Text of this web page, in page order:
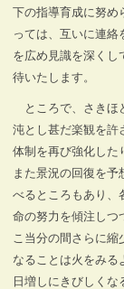
下の指導育成に努め
っては、互いに連
を広め見識を深くし
待いたします。
ところで、さき
沌とし甚だ楽観を許
体制を再び強化した
また景況の回復を
べるところもあり、
命の努力を傾注しつ
こ当分の間さらに縮
なることは火をみる
日増しにきびしく